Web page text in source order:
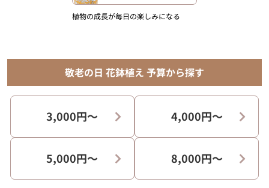
植物の成長が毎日の楽しみになる
敬老の日 花鉢植え 予算から探す
3,000円〜 4,000円〜
5,000円〜 8,000円〜